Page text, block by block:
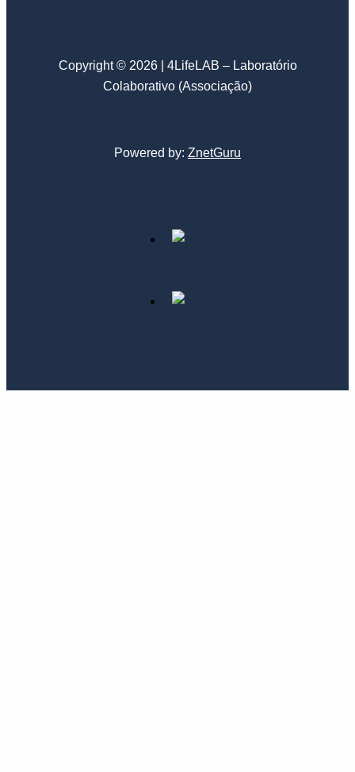
Copyright © 2026 | 4LifeLAB – Laboratório
Colaborativo (Associação)
Powered by: ZnetGuru